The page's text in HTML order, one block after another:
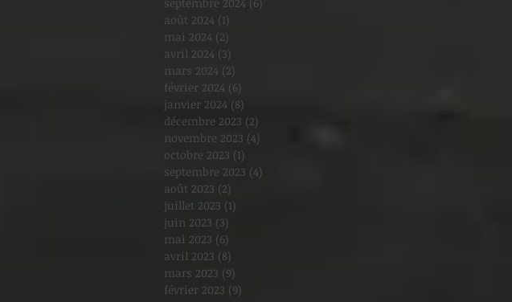
août 2024 (1)
mai 2024 (2)
avril 2024 (3)
mars 2024 (2)
février 2024 (6)
janvier 2024 (8)
décembre 2023 (2)
novembre 2023 (4)
octobre 2023 (1)
septembre 2023 (4)
août 2023 (2)
juillet 2023 (1)
juin 2023 (3)
mai 2023 (6)
avril 2023 (8)
mars 2023 (9)
février 2023 (9)